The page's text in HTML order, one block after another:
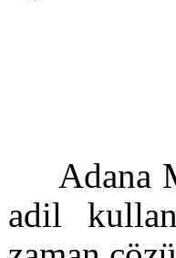
Adana
adil